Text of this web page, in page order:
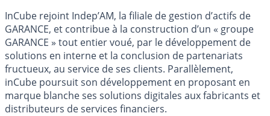
InCube rejoint Indep’AM, la filiale de gestion d’actifs de
GARANCE, et contribue à la construction d’un « groupe
GARANCE » tout entier voué, par le développement de
solutions en interne et la conclusion de partenariats
fructueux, au service de ses clients. Parallèlement,
inCube poursuit son développement en proposant en
marque blanche ses solutions digitales aux fabricants et
distributeurs de services financiers.